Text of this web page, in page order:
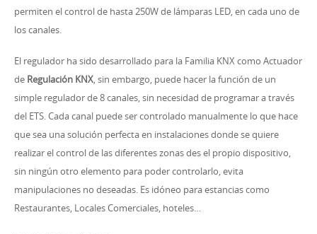
permiten el control de hasta 250W de lámparas LED, en cada uno de
los canales.
El regulador ha sido desarrollado para la Familia KNX como Actuador
de Regulación KNX, sin embargo, puede hacer la función de un
simple regulador de 8 canales, sin necesidad de programar a través
del ETS. Cada canal puede ser controlado manualmente lo que hace
que sea una solución perfecta en instalaciones donde se quiere
realizar el control de las diferentes zonas des el propio dispositivo,
sin ningún otro elemento para poder controlarlo, evita
manipulaciones no deseadas. Es idóneo para estancias como
Restaurantes, Locales Comerciales, hoteles…